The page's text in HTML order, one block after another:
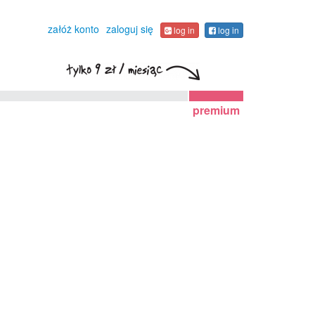
załóż konto zaloguj się log in log in
premium